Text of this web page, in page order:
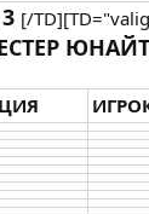
3 [/